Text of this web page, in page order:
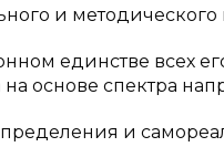
и
единстве всех
основе спектра
и